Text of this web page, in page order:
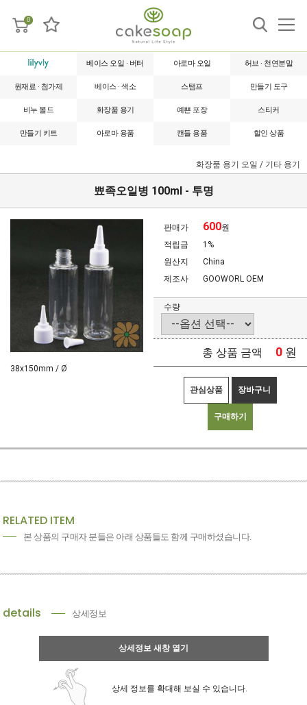
0
베이스 오일 · 버터 아로마 오일 허브 · 천연분말
원재료 · 첨가제 베이스 · 색소 스탬프 만들기 도구
비누 몰드 화장품 용기 예쁜 포장 스티커
만들기 키트 아로마 용품 캔들 용품 할인 상품
화장품 용기 오일 / 기타 용기
뾰족오일병 100ml - 투명
38x150mm / Ø
판매가 600원
적립금
1%
원산지
China
제조사
GOOWORL OEM
수량
총 상품 금액 0 원
관심상품 장바구니
구매하기
RELATED ITEM
본 상품의 구매자 분들은 아래 상품들도 함께 구매하셨습니다.
details 상세정보
상세정보 새창 열기
상세 정보를 확대해 보실 수 있습니다.